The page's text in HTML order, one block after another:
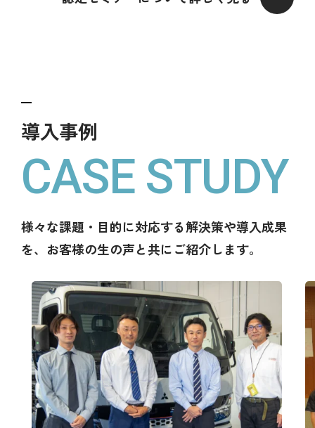
導入事例
CASE STUDY
様々な課題・目的に対応する解決策や導入成果
を、お客様の生の声と共にご紹介します。